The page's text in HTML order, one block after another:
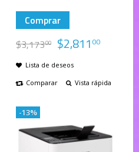
Comprar
$3,17300 $2,811 00
Lista de deseos
Comparar
Vista rápida
-13%